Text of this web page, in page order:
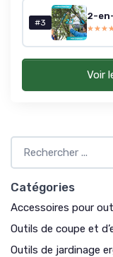
#3
Voir
Catégories
Accessoires pour
Outils de coupe et
Outils de jardinage